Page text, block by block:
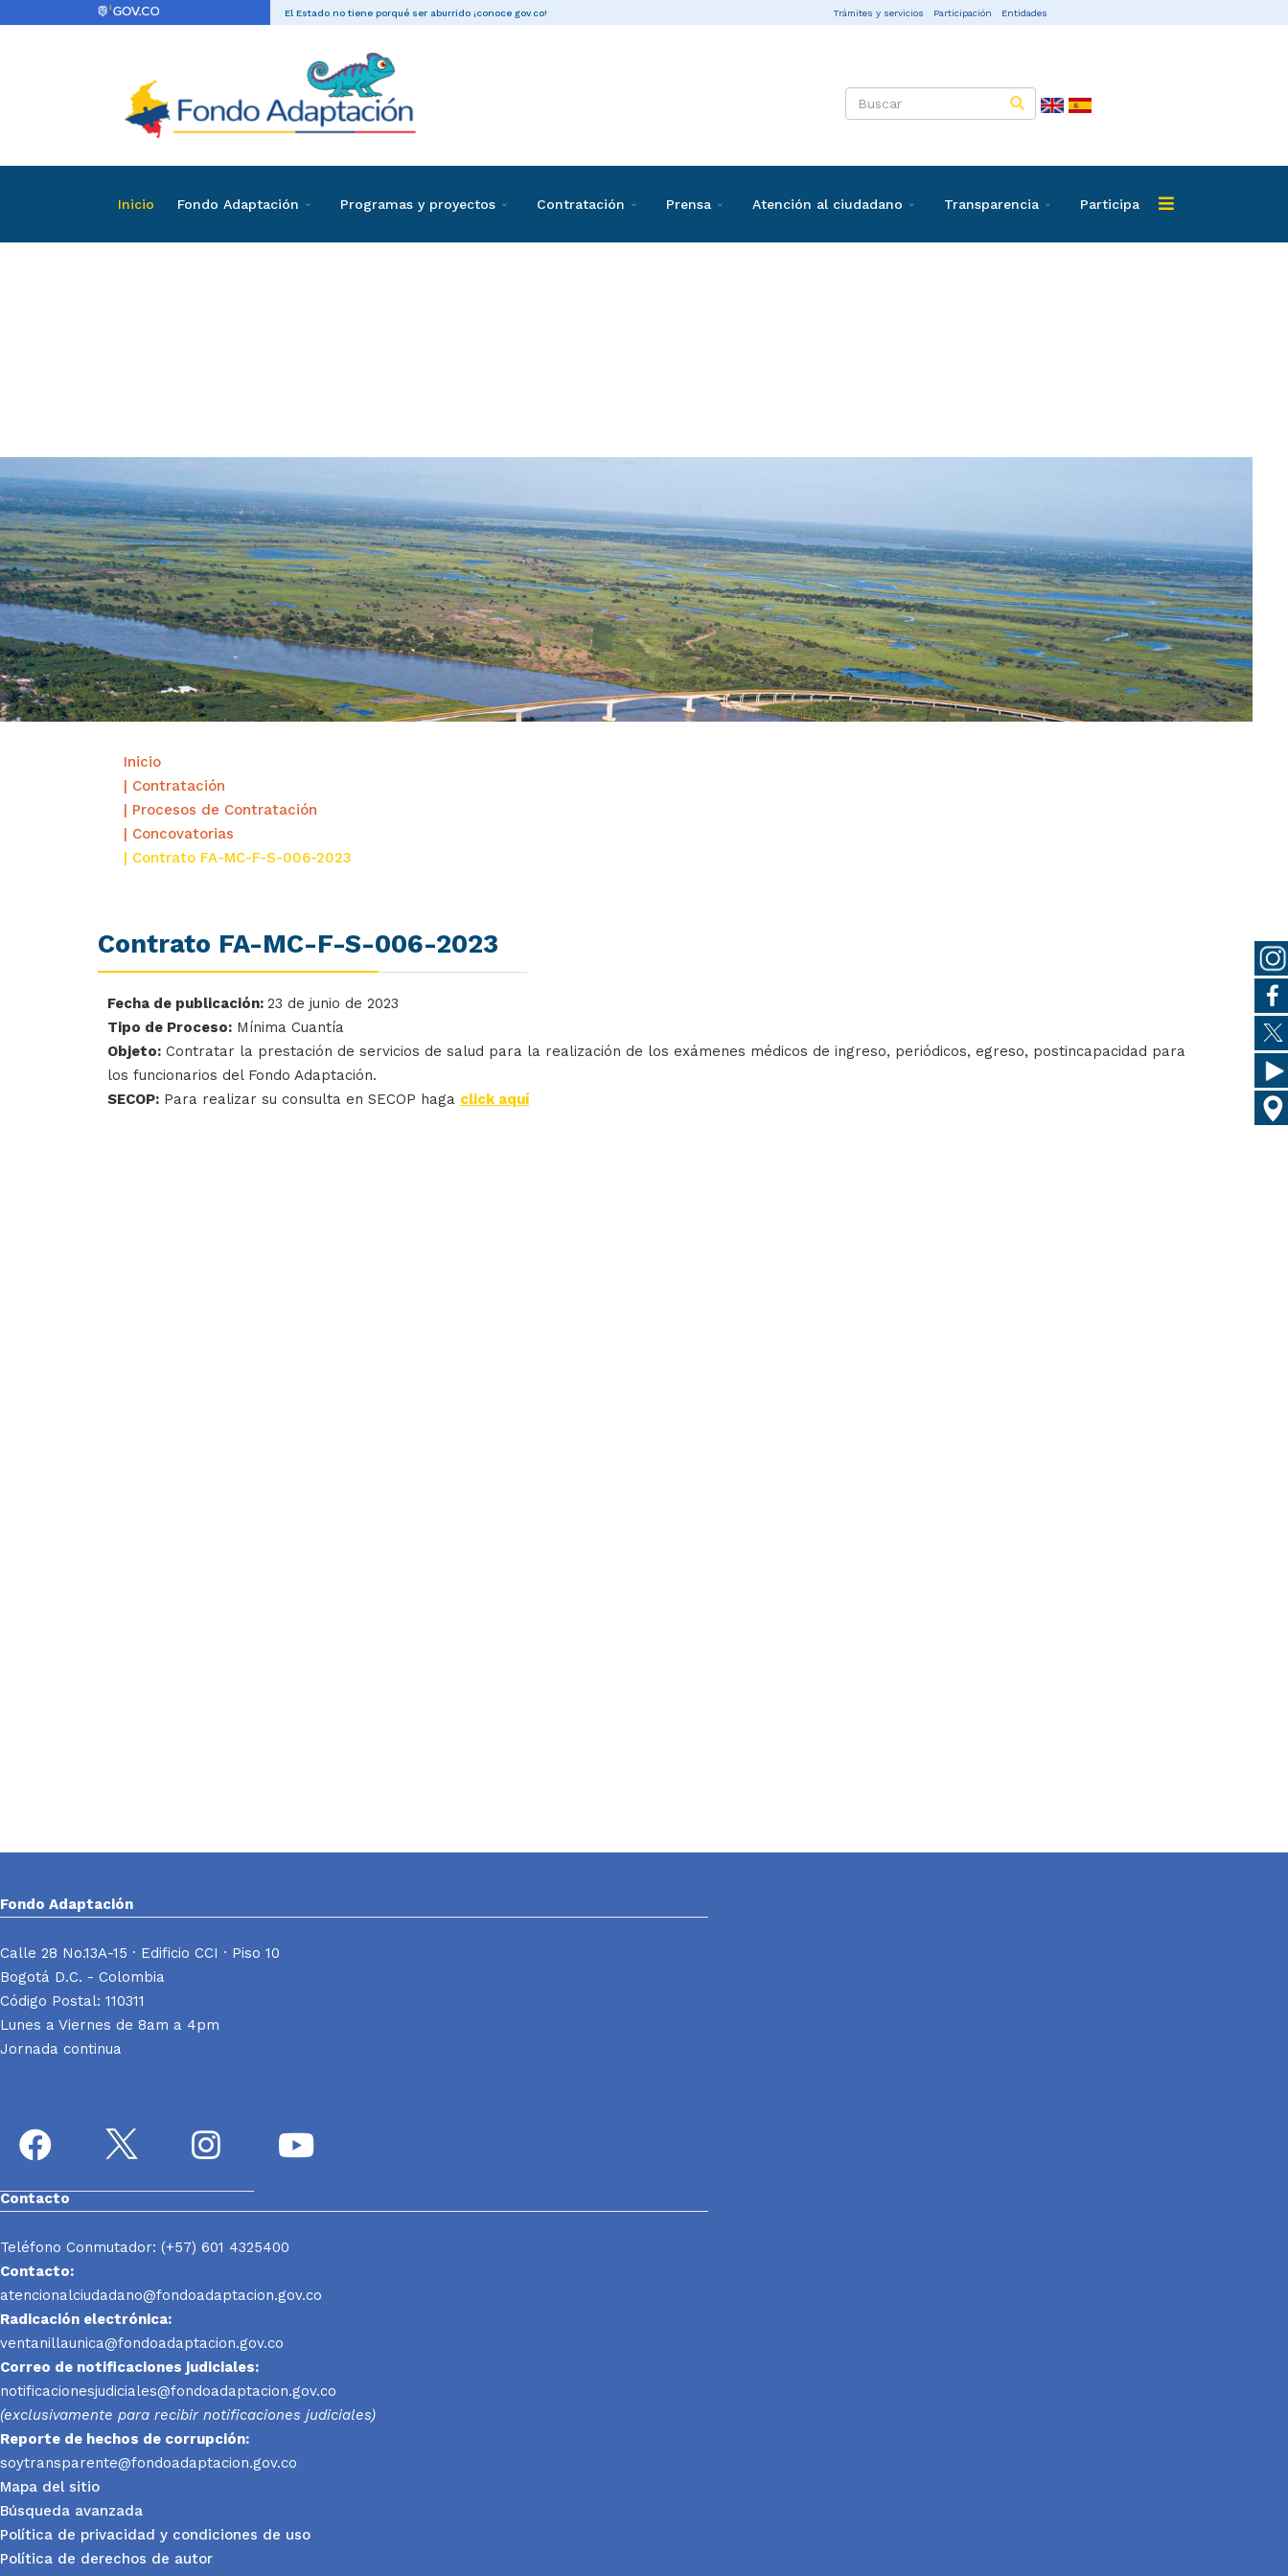
El Estado no tiene porqué ser aburrido ¡conoce gov.co! Trámites y servicios Participación Entidades
Inicio Fondo Adaptación Programas y proyectos Contratación Prensa Atención al ciudadano Transparencia Participa
Directas
Inicio
| Contratación
| Procesos de Contratación
| Concovatorias
| Contrato FA-MC-F-S-006-2023
Contrato FA-MC-F-S-006-2023
Fecha de publicación: 23 de junio de 2023
Tipo de Proceso: Mínima Cuantía
Objeto: Contratar la prestación de servicios de salud para la realización de los exámenes médicos de ingreso, periódicos, egreso, postincapacidad para
los funcionarios del Fondo Adaptación.
SECOP: Para realizar su consulta en SECOP haga click aquí
Fondo Adaptación
Calle 28 No.13A-15 · Edificio CCI · Piso 10
Bogotá D.C. - Colombia
Código Postal: 110311
Lunes a Viernes de 8am a 4pm
Jornada continua
Contacto
Teléfono Conmutador: (+57) 601 4325400
Contacto:
atencionalciudadano@fondoadaptacion.gov.co
Radicación electrónica:
ventanillaunica@fondoadaptacion.gov.co
Correo de notificaciones judiciales:
notificacionesjudiciales@fondoadaptacion.gov.co
(exclusivamente para recibir notificaciones judiciales)
Reporte de hechos de corrupción:
soytransparente@fondoadaptacion.gov.co
Mapa del sitio
Búsqueda avanzada
Política de privacidad y condiciones de uso
Política de derechos de autor